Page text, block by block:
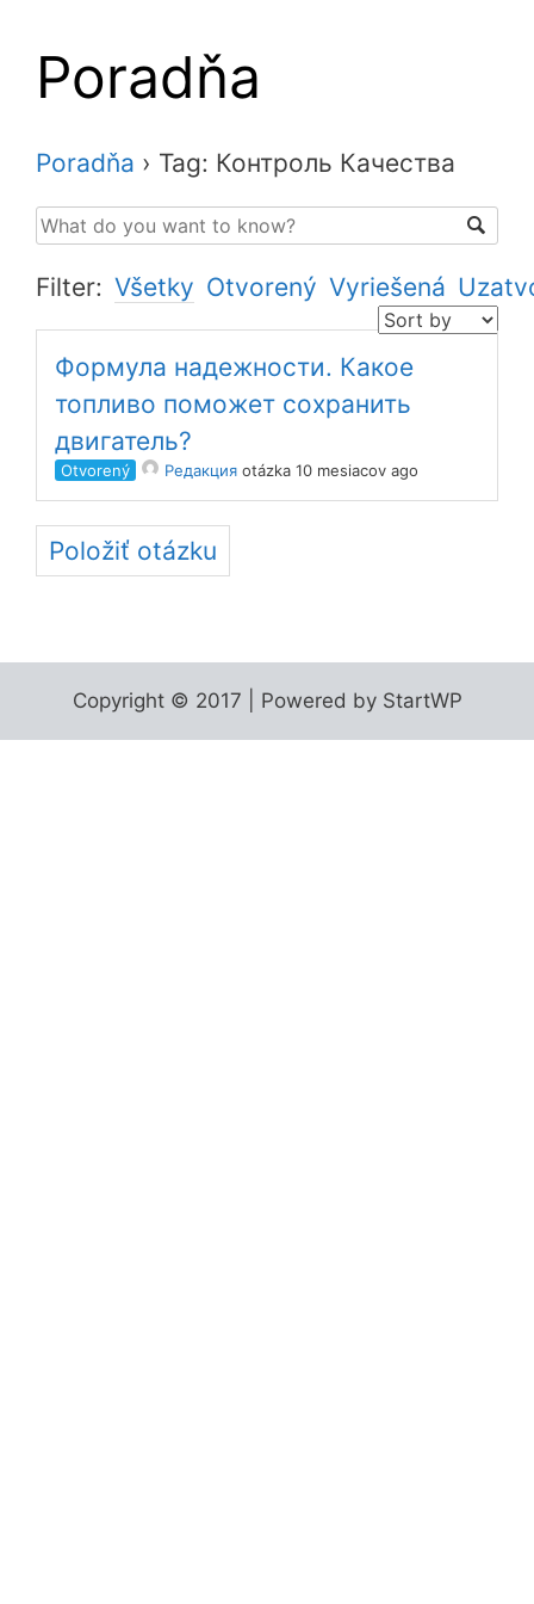
Poradňa
Poradňa › Tag: Контроль Качества
Filter: Všetky Otvorený Vyriešená
Формула надежности. Какое
топливо поможет сохранить
двигатель?
Otvorený Редакция otázka 10 mesiacov ago
Položiť otázku
Copyright © 2017 | Powered by StartWP